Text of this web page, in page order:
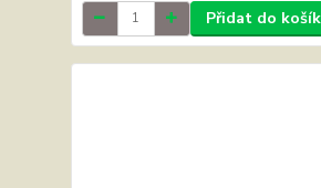
Přidat do